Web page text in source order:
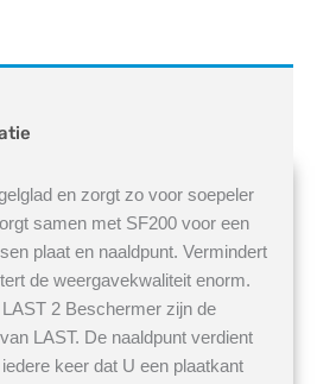
en zorgt zo voor soepeler
samen met SF200 voor een
plaat en naaldpunt. Vermindert
de weergavekwaliteit enorm.
2 Beschermer zijn de
LAST. De naaldpunt verdient
keer dat U een plaatkant